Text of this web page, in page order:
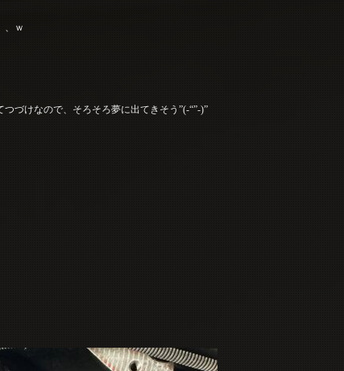
、ｗ
づけなので、そろそろ夢に出てきそう”(-“”-)”